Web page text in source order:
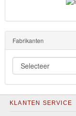
Fabrikanten
KLANTEN SERVICE